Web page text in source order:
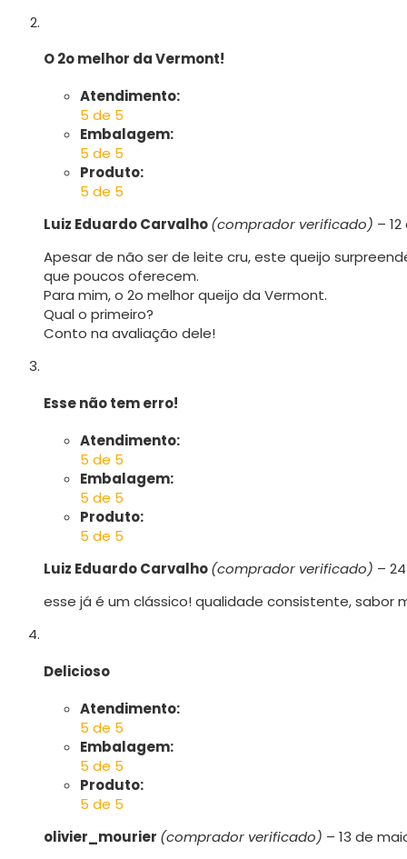
O 2o melhor da Vermont!
Atendimento:
5 de 5
Embalagem:
5 de 5
Produto:
5 de 5
Luiz Eduardo Carvalho(comprador verificado) –
Apesar de não ser de leite cru, este queijo
que poucos oferecem.
Para mim, o 2o melhor queijo da Vermont.
Qual o primeiro?
Conto na avaliação dele!
Esse não tem erro!
Atendimento:
5 de 5
Embalagem:
5 de 5
Produto:
5 de 5
Luiz Eduardo Carvalho(comprador verificado) –
esse já é um clássico! qualidade consistente, sabor
Delicioso
Atendimento:
5 de 5
Embalagem:
5 de 5
Produto:
5 de 5
olivier_mourier (comprador verificado) – 13 de